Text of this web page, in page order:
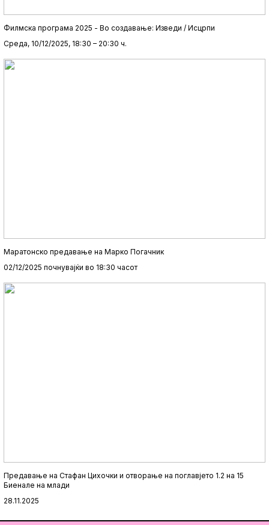
Филмска програма 2025 - Во создавање: Изведи / Исцрпи
Среда, 10/12/2025, 18:30 – 20:30 ч.
Маратонско предавање на Марко Погачник
02/12/2025 почнувајќи во 18:30 часот
Предавање на Стафан Цихочки и отворање на поглавјето 1.2 на 15
Биенале на млади
28.11.2025